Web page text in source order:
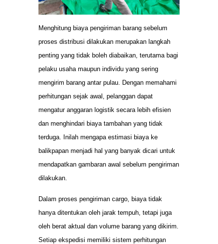
Menghitung biaya pengiriman barang sebelum
proses distribusi dilakukan merupakan langkah
penting yang tidak boleh diabaikan, terutama bagi
pelaku usaha maupun individu yang sering
mengirim barang antar pulau. Dengan memahami
perhitungan sejak awal, pelanggan dapat
mengatur anggaran logistik secara lebih efisien
dan menghindari biaya tambahan yang tidak
terduga. Inilah mengapa estimasi biaya ke
balikpapan menjadi hal yang banyak dicari untuk
mendapatkan gambaran awal sebelum pengiriman
dilakukan.
Dalam proses pengiriman cargo, biaya tidak
hanya ditentukan oleh jarak tempuh, tetapi juga
oleh berat aktual dan volume barang yang dikirim.
Setiap ekspedisi memiliki sistem perhitungan